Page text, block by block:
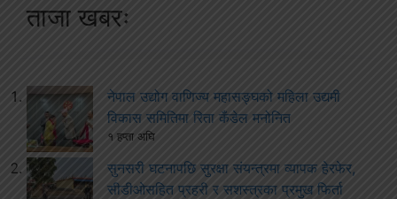
ताजा खबरः
नेपाल उद्योग वाणिज्य महासङ्घको महिला उद्यमी
विकास समितिमा रिता कँडेल मनोनित
१ हप्ता अघि
सुनसरी घटनापछि सुरक्षा संयन्त्रमा व्यापक हेरफेर,
सीडीओसहित प्रहरी र सशस्त्रका प्रमुख फिर्ता